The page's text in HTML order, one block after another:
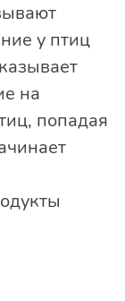
у птиц
на
попадая